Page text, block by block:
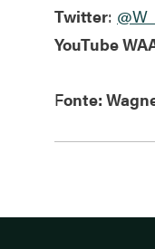
Twitter:
YouTube
Fonte: